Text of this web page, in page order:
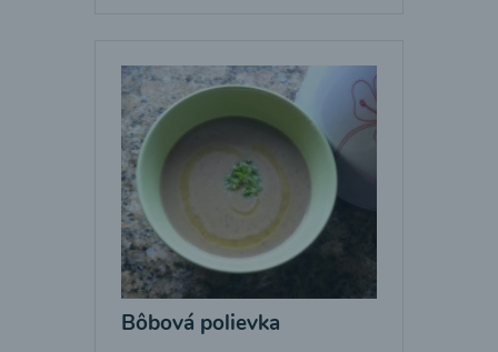
Bôbová polievka